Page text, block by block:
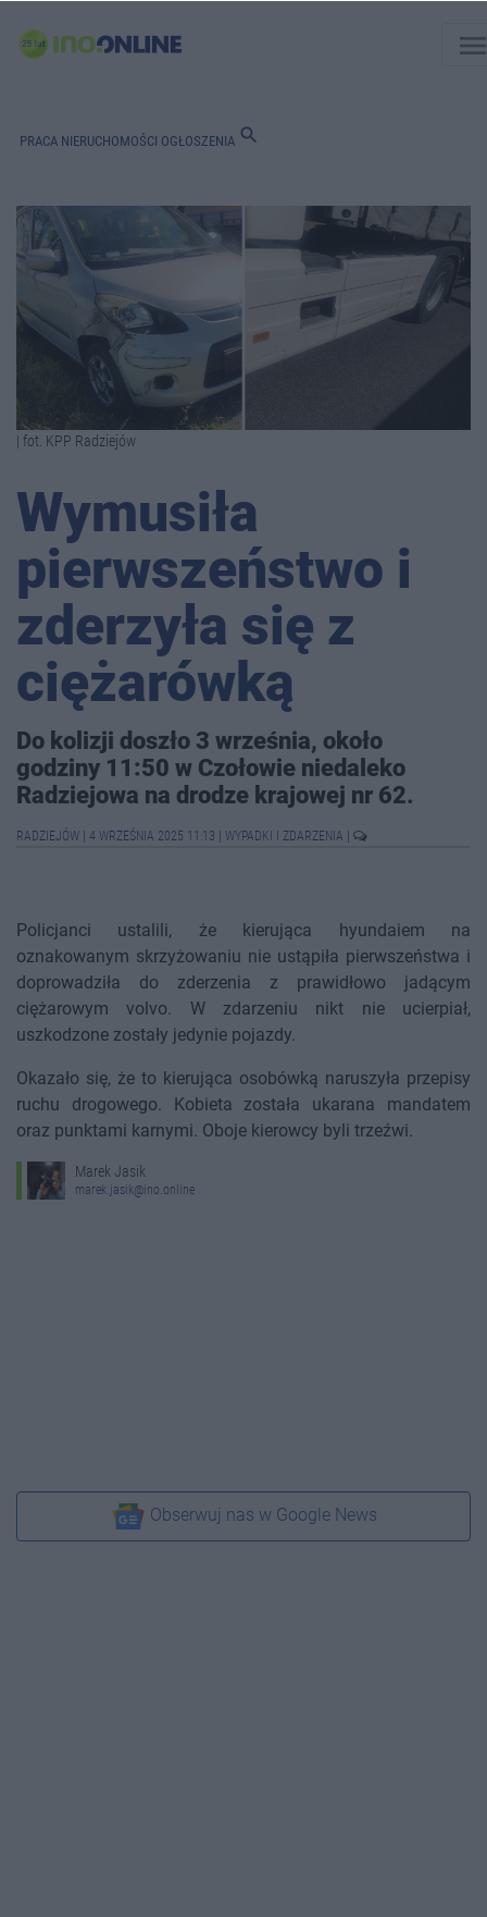
PRACA NIERUCHOMOŚCI OGŁOSZENIA search
| fot. KPP Radziejów
Wymusiła
pierwszeństwo i
zderzyła się z
ciężarówką
Do kolizji doszło 3 września, około
godziny 11:50 w Czołowie niedaleko
Radziejowa na drodze krajowej nr 62.
RADZIEJÓW 4 WRZEŚNIA 2025 11:13 WYPADKI I ZDARZENIA
Policjanci ustalili, że kierująca hyundaiem na
oznakowanym skrzyżowaniu nie ustąpiła pierwszeństwa i
doprowadziła do zderzenia z prawidłowo jadącym
ciężarowym volvo. W zdarzeniu nikt nie ucierpiał,
uszkodzone zostały jedynie pojazdy.
Okazało się, że to kierująca osobówką naruszyła przepisy
ruchu drogowego. Kobieta została ukarana mandatem
oraz punktami karnymi. Oboje kierowcy byli trzeźwi.
Marek Jasik
marek.jasik@ino.online
Obserwuj nas w Google News